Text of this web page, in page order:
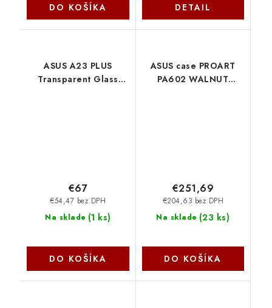
DO KOŠÍKA DETAIL
ASUS A23 PLUS
Transparent Glass
Na sklade (1 ks)
€54,47 bez DPH
€67
DO KOŠÍKA
ASUS case PROART
PA602 WALNUT
Na sklade (23 ks)
€204,63 bez DPH
€251,69
DO KOŠÍKA